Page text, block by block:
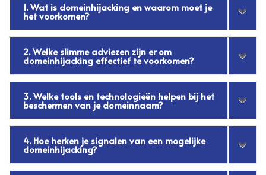
1. Wat is domeinhijacking en waarom moet je
het voorkomen?
2. Welke slimme adviezen zijn er om
domeinhijacking effectief te voorkomen?
3. Welke tools en technologieën helpen bij het
beschermen van je domeinnaam?
4. Hoe herken je signalen van een mogelijke
domeinhijacking?